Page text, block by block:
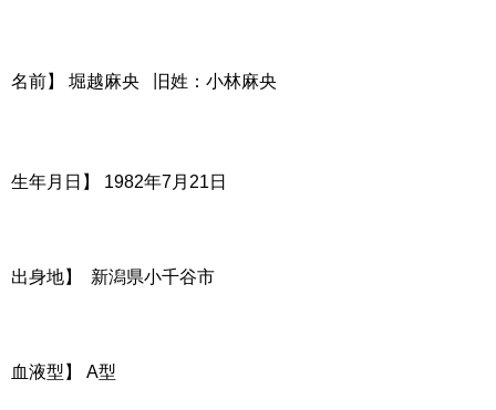
名前】 堀越麻央 旧姓：小林麻央
生年月日】 1982年7月21日
出身地】 新潟県小千谷市
血液型】 A型